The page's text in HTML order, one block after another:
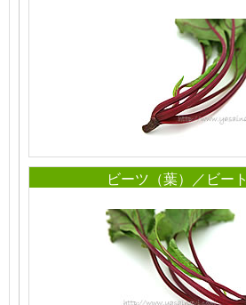
ビーツ（葉）／ビー